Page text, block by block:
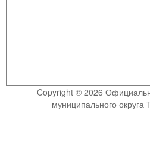
Copyright © 2026
муниципального округа